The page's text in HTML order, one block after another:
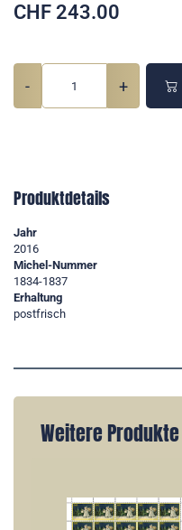
CHF 243.00
- +
Produktdetails
Jahr
2016
Michel-Nummer
1834-1837
Erhaltung
postfrisch
Weitere Produkte